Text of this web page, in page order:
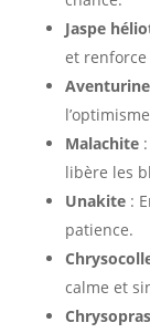
Jaspe
et
Malachite:
libère les
Unakite:
patience.
calme et